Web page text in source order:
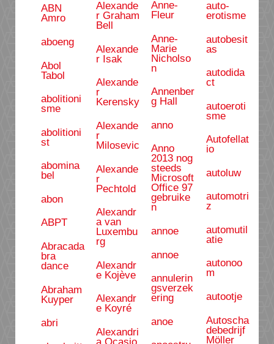
ABN
Amro
aboeng
Abol
Tabol
abolitioni
sme
abolitioni
st
abomina
bel
abon
ABPT
Abracada
bra
dance
Abraham
Kuyper
abri
Alexande
r Graham
Bell
Alexande
r Isak
Alexande
r
Kerensky
Alexande
r
Milosevic
Alexande
r
Pechtold
Alexandr
a van
Luxembu
rg
Alexandr
e Kojève
Alexandr
e Koyré
Alexandri
a Ocasio
Anne-
Fleur
Anne-
Marie
Nicholso
n
Annenber
g Hall
anno
Anno
2013 nog
steeds
Microsoft
Office 97
gebruike
n
annoe
annoe
annulerin
gsverzek
ering
anoe
auto-
erotisme
autobesit
as
autodida
ct
autoeroti
sme
Autofellat
io
autoluw
automotri
z
automutil
atie
autonoo
m
autootje
Autoscha
debedrijf
Möller